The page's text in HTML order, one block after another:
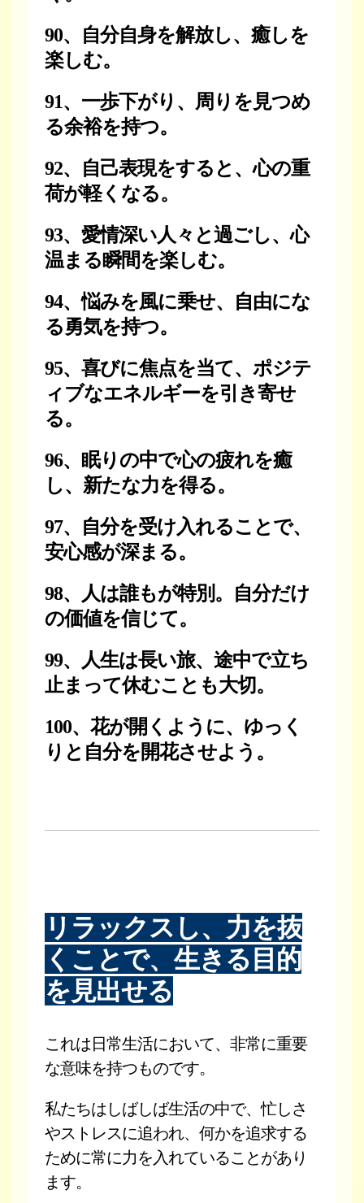
90、自分自身を解放し、癒しを
楽しむ。
91、一歩下がり、周りを見つめ
る余裕を持つ。
92、自己表現をすると、心の重
荷が軽くなる。
93、愛情深い人々と過ごし、心
温まる瞬間を楽しむ。
94、悩みを風に乗せ、自由にな
る勇気を持つ。
95、喜びに焦点を当て、ポジテ
ィブなエネルギーを引き寄せ
る。
96、眠りの中で心の疲れを癒
し、新たな力を得る。
97、自分を受け入れることで、
安心感が深まる。
98、人は誰もが特別。自分だけ
の価値を信じて。
99、人生は長い旅、途中で立ち
止まって休むことも大切。
100、花が開くように、ゆっく
りと自分を開花させよう。
リラックスし、力を抜
くことで、生きる目的
を見出せる
これは日常生活において、非常に重要
な意味を持つものです。
私たちはしばしば生活の中で、忙しさ
やストレスに追われ、何かを追求する
ために常に力を入れていることがあり
ます。